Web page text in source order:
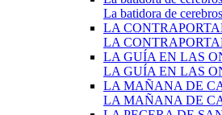
La batidora de cerebros
LA
LA
LA GUÍA EN LAS
LA GUÍA EN LAS
LA MAÑANA DE
LA MAÑANA DE